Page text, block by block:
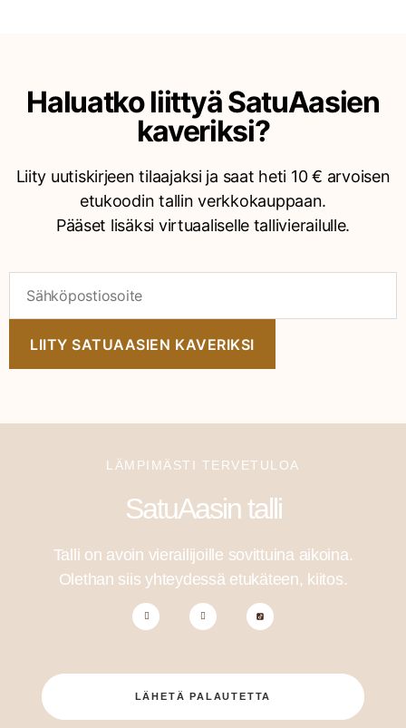
Haluatko liittyä SatuAasien
kaveriksi?
Liity uutiskirjeen tilaajaksi ja saat heti 10 € arvoisen
etukoodin tallin verkkokauppaan.
Pääset lisäksi virtuaaliselle tallivierailulle.
LIITY SATUAASIEN KAVERIKSI
LÄMPIMÄSTI TERVETULOA
SatuAasin talli
Talli on avoin vierailijoille sovittuina aikoina.
Olethan siis yhteydessä etukäteen, kiitos.
LÄHETÄ PALAUTETTA